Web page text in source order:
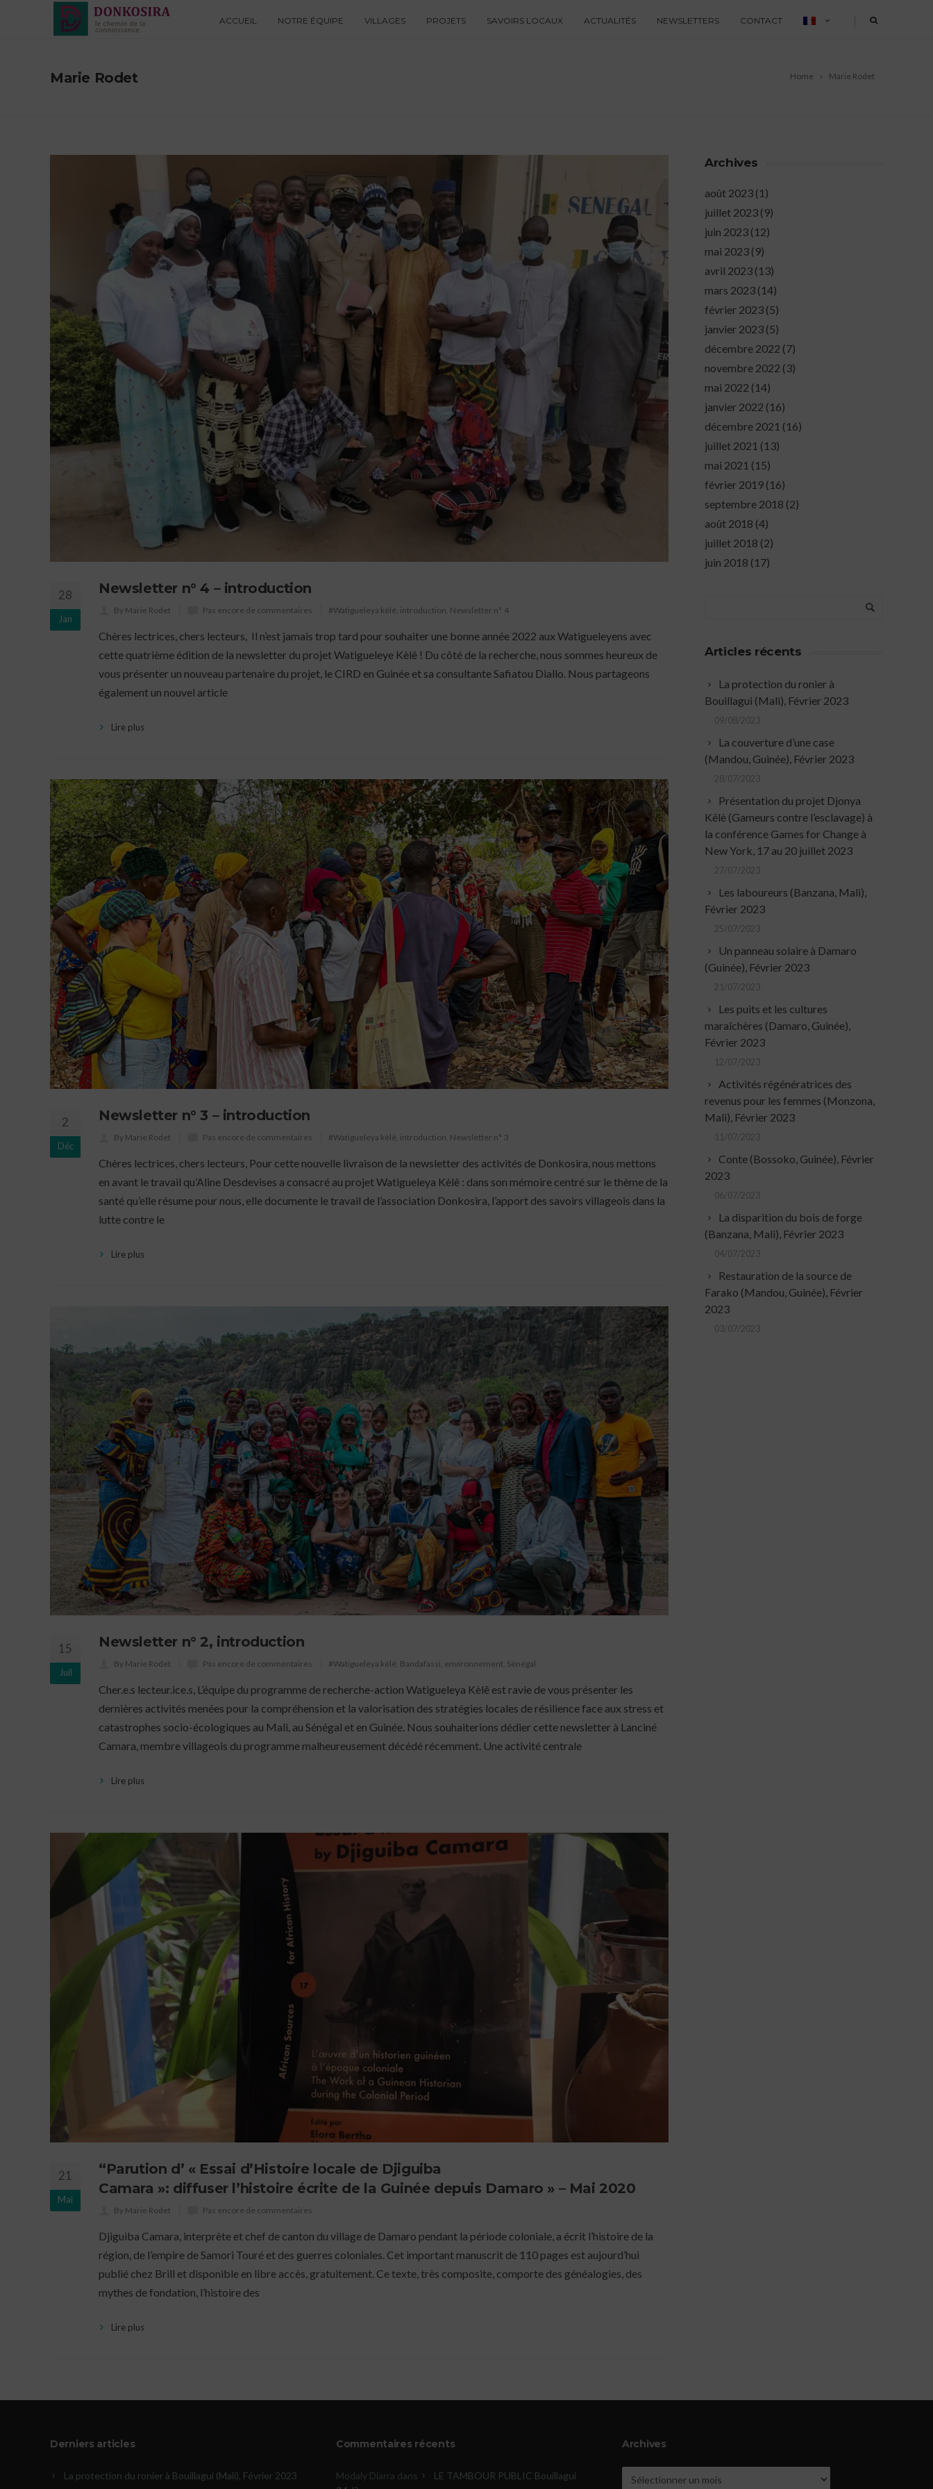
ACCUEIL NOTRE ÉQUIPE VILLAGES PROJETS SAVOIRS LOCAUX ACTUALITÉS NEWSLETTERS CONTACT
Home Marie Rodet
Marie Rodet
28
Jan
Newsletter n° 4 – introduction
By Marie Rodet Pas encore de commentaires #Watigueleya kèlê introduction Newsletter n° 4
Chères lectrices, chers lecteurs, Il n’est jamais trop tard pour souhaiter une bonne année 2022 aux Watigueleyens avec
cette quatrième édition de la newsletter du projet Watigueleye Kèlê ! Du côté de la recherche, nous sommes heureux de
vous présenter un nouveau partenaire du projet, le CIRD en Guinée et sa consultante Safiatou Diallo. Nous partageons
également un nouvel article
Lire plus
2
Déc
Newsletter n° 3 – introduction
By Marie Rodet Pas encore de commentaires #Watigueleya kèlê introduction Newsletter n° 3
Chères lectrices, chers lecteurs, Pour cette nouvelle livraison de la newsletter des activités de Donkosira, nous mettons
en avant le travail qu’Aline Desdevises a consacré au projet Watigueleya Kèlê : dans son mémoire centré sur le thème de la
santé qu’elle résume pour nous, elle documente le travail de l’association Donkosira, l’apport des savoirs villageois dans la
lutte contre le
Lire plus
15
Juil
Newsletter n° 2, introduction
By Marie Rodet Pas encore de commentaires #Watigueleya kèlê Bandafassi environnement Sénégal
Cher.e.s lecteur.ice.s, L’équipe du programme de recherche-action Watigueleya Kèlê est ravie de vous présenter les
dernières activités menées pour la compréhension et la valorisation des stratégies locales de résilience face aux stress et
catastrophes socio-écologiques au Mali, au Sénégal et en Guinée. Nous souhaiterions dédier cette newsletter à Lanciné
Camara, membre villageois du programme malheureusement décédé récemment. Une activité centrale
Lire plus
21
Mai
“Parution d’ « Essai d’Histoire locale de Djiguiba
Camara »: diffuser l’histoire écrite de la Guinée depuis Damaro » – Mai 2020
By Marie Rodet Pas encore de commentaires
Djiguiba Camara, interprète et chef de canton du village de Damaro pendant la période coloniale, a écrit l’histoire de la
région, de l’empire de Samori Touré et des guerres coloniales. Cet important manuscrit de 110 pages est aujourd’hui
publié chez Brill et disponible en libre accès, gratuitement. Ce texte, très composite, comporte des généalogies, des
mythes de fondation, l’histoire des
Lire plus
Archives
août 2023 (1)
juillet 2023 (9)
juin 2023 (12)
mai 2023 (9)
avril 2023 (13)
mars 2023 (14)
février 2023 (5)
janvier 2023 (5)
décembre 2022 (7)
novembre 2022 (3)
mai 2022 (14)
janvier 2022 (16)
décembre 2021 (16)
juillet 2021 (13)
mai 2021 (15)
février 2019 (16)
septembre 2018 (2)
août 2018 (4)
juillet 2018 (2)
juin 2018 (17)
Articles récents
La protection du ronier à
Bouillagui (Mali), Février 2023
09/08/2023
La couverture d’une case
(Mandou, Guinée), Février 2023
28/07/2023
Présentation du projet Djonya
Kêlè (Gameurs contre l’esclavage) à
la conférence Games for Change à
New York, 17 au 20 juillet 2023
27/07/2023
Les laboureurs (Banzana, Mali),
Février 2023
25/07/2023
Un panneau solaire à Damaro
(Guinée), Février 2023
21/07/2023
Les puits et les cultures
maraîchères (Damaro, Guinée),
Février 2023
12/07/2023
Activités régénératrices des
revenus pour les femmes (Monzona,
Mali), Février 2023
11/07/2023
Conte (Bossoko, Guinée), Février
2023
06/07/2023
La disparition du bois de forge
(Banzana, Mali), Février 2023
04/07/2023
Restauration de la source de
Farako (Mandou, Guinée), Février
2023
03/07/2023
Derniers articles
La protection du ronier à Bouillagui (Mali), Février 2023
Commentaires récents
Modaly Diarra dans
LE TAMBOUR PUBLIC Bouillagui
Archives
Archives